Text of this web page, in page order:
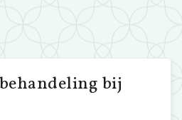
bij